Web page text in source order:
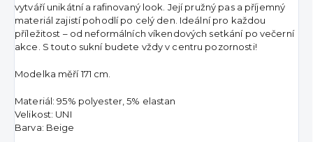
vytváří unikátní a rafinovaný look. Její pružný pas a příjemný
materiál zajistí pohodlí po celý den. Ideální pro každou
příležitost – od neformálních víkendových setkání po večerní
akce. S touto sukní budete vždy v centru pozornosti!
Modelka měří 171 cm.
Materiál: 95% polyester, 5% elastan
Velikost: UNI
Barva: Beige